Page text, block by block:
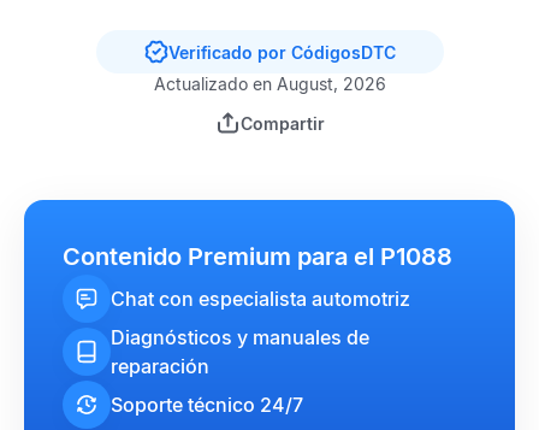
Verificado por CódigosDTC
Actualizado en August, 2026
Compartir
Contenido Premium para el P1088
Chat con especialista automotriz
Diagnósticos y manuales de
reparación
Soporte técnico 24/7